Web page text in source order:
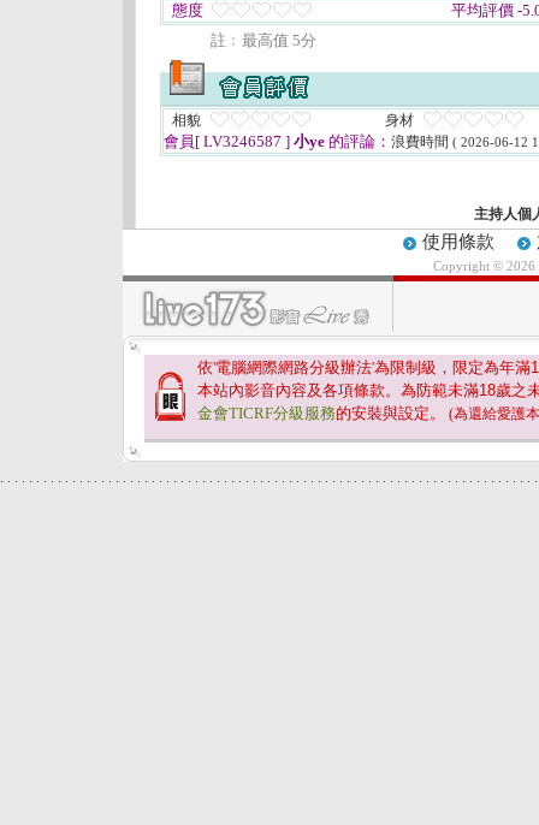
態度
平均評價 -
註﹕最高值 5分
相貌 身材
會員[ LV3246587 ] 小ye 的評論： 浪費時間 ( 2026-06-12
主持人個
使用條款
Copyright ©
依'電腦網際網路分級辦法'為限制級，限定為年滿
本站內影音內容及各項條款。為防範未滿18歲之
金會TICRF分級服務的安裝與設定。 (為還給愛護
. . . . . . . . . . . . . . . . . . . . . . . . . . . . . . . . . . . . . . . . . . . . . . . . . . . . . . . . . . . . . . . . . . . . . . . . . . .